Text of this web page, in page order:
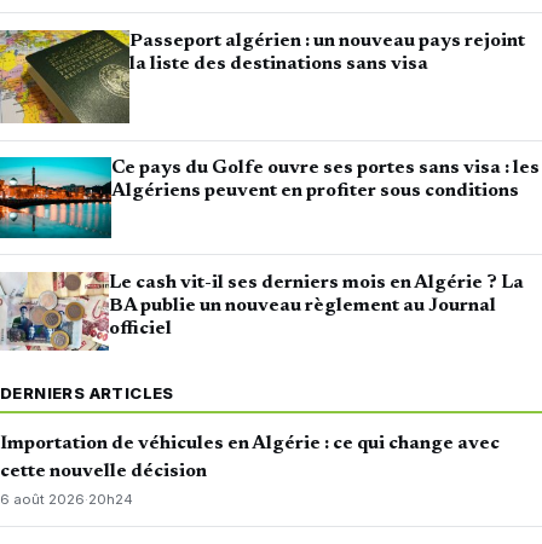
Passeport algérien : un nouveau pays rejoint
la liste des destinations sans visa
Ce pays du Golfe ouvre ses portes sans visa : les
Algériens peuvent en profiter sous conditions
Le cash vit-il ses derniers mois en Algérie ? La
BA publie un nouveau règlement au Journal
officiel
DERNIERS ARTICLES
Importation de véhicules en Algérie : ce qui change avec
cette nouvelle décision
6 août 2026·20h24